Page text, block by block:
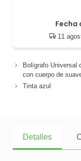
Fecha
11
Bolígrafo Universal
con cuerpo de
Tinta azul
Detalles